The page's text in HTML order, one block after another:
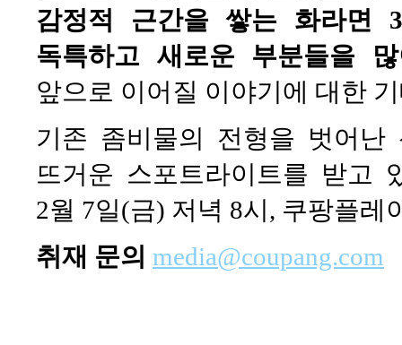
감정적 근간을 쌓는 화라면
독특하고 새로운 부분들을
앞으로 이어질 이야기에 대한
기존 좀비물의 전형을 벗어난
뜨거운 스포트라이트를 받고
2월 7일(금) 저녁 8시, 쿠팡플레
취재 문의 media@coupang.com